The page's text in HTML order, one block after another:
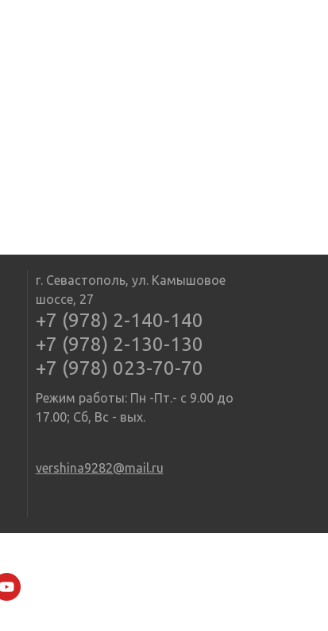
г. Севастополь, ул. Камышовое
шоссе, 27
+7 (978) 2-140-140
+7 (978) 2-130-130
+7 (978) 023-70-70
Режим работы: Пн -Пт.- с 9.00 до
17.00; Сб, Вс - вых.
vershina9282@mail.ru